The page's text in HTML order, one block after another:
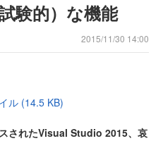
験的）な機能
2015/11/30 14:00
ル (14.5 KB)
されたVisual Studio 2015、哀